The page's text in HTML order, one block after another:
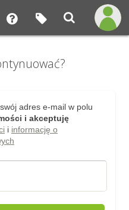
adres e-mail w polu
i akceptuję
i informację o